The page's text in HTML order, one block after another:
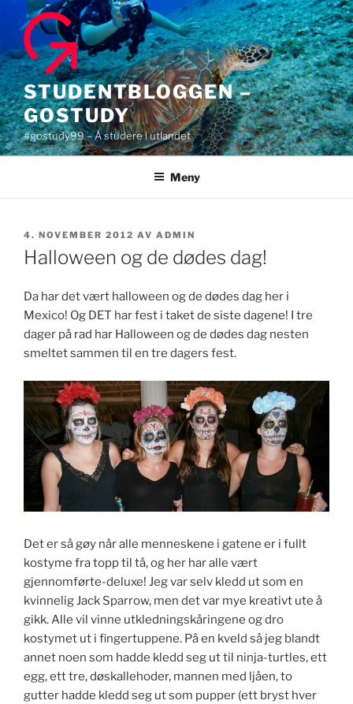
innhold
STUDENTBLOGGEN –
GOSTUDY
#gostudy99 – Å studere i utlandet
Meny
PUBLISERT
4. NOVEMBER 2012 AV ADMIN
Halloween og de dødes dag!
Da har det vært halloween og de dødes dag her i
Mexico! Og DET har fest i taket de siste dagene! I tre
dager på rad har Halloween og de dødes dag nesten
smeltet sammen til en tre dagers fest.
Det er så gøy når alle menneskene i gatene er i fullt
kostyme fra topp til tå, og her har alle vært
gjennomførte-deluxe! Jeg var selv kledd ut som en
kvinnelig Jack Sparrow, men det var mye kreativt ute å
gikk. Alle vil vinne utkledningskåringene og dro
kostymet ut i fingertuppene. På en kveld så jeg blandt
annet noen som hadde kledd seg ut til ninja-turtles, ett
egg, ett tre, døskallehoder, mannen med ljåen, to
gutter hadde kledd seg ut som pupper (ett bryst hver